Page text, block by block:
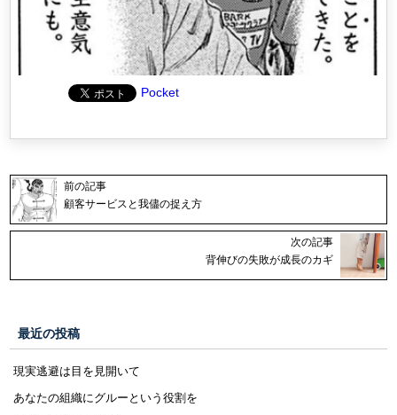
Pocket
前の記事
顧客サービスと我儘の捉え方
次の記事
背伸びの失敗が成長のカギ
最近の投稿
現実逃避は目を見開いて
あなたの組織にグルーという役割を